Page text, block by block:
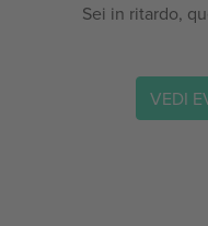
Sei in ritardo,
VEDI